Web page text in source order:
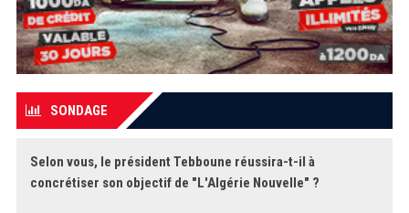
SONDAGE
Selon vous, le président Tebboune réussira-t-il à
concrétiser son objectif de "L'Algérie Nouvelle" ?